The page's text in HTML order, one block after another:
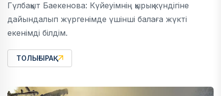
Гүлбақыт Баекенова: Күйеуімнің қырық күндігіне
дайындалып жүргенімде үшінші балаға жүкті
екенімді білдім.
ТОЛЫҒЫРАҚ